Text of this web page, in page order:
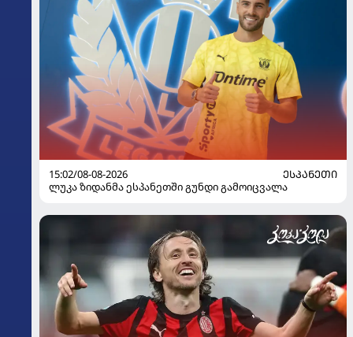
15:02/08-08-2026
ᲔᲡᲞᲐᲜᲔᲗᲘ
ლუკა ზიდანმა ესპანეთში გუნდი გამოიცვალა